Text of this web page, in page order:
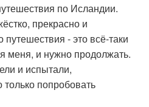
по Исландии.
прекрасно и
- это всё-таки
меня, и нужно продолжать.
и испытали,
попробовать